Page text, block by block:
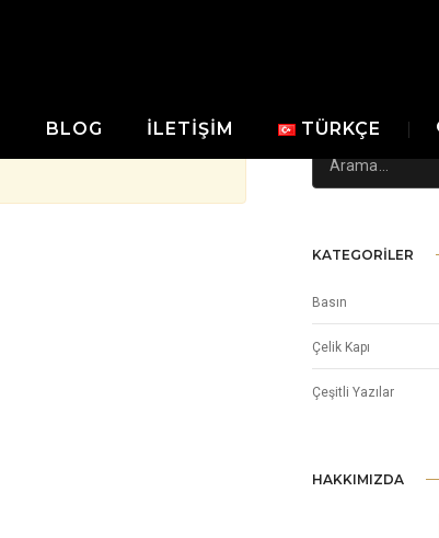
BLOG İLETIŞIM TÜRKÇE
KATEGORİLER
Basın
Çelik Kapı
Çeşitli Yazılar
HAKKIMIZDA